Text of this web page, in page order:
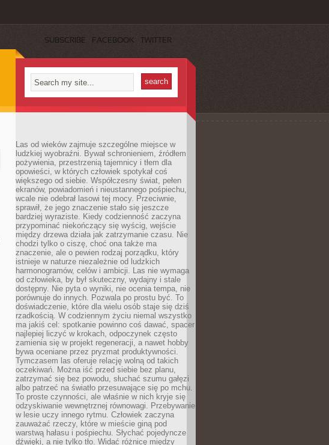
SUBSCRIBE FACEBOOK TWITTER
Las od wieków zajmuje szczególne miejsce w
ludzkiej wyobraźni. Bywał schronieniem, źródłem
pożywienia, przestrzenią tajemnicy i tłem dla
opowieści, w których człowiek spotykał coś
większego od siebie. Współczesny świat, pełen
ekranów, powiadomień i nieustannego pośpiechu,
wcale nie odebrał lasowi tej mocy. Przeciwnie,
sprawił, że jego znaczenie stało się jeszcze
bardziej wyraziste. Kiedy codzienność zaczyna
przypominać niekończący się wyścig, wejście
między drzewa działa jak zatrzymanie czasu. Nie
chodzi tylko o ciszę, choć ona także ma
znaczenie, ale o pewien rodzaj porządku, który
istnieje w naturze niezależnie od ludzkich
harmonogramów, celów i ambicji. Las nie wymaga
od człowieka, by był skuteczny, wydajny i stale
dostępny. Nie pyta o wyniki, nie ocenia tempa, nie
porównuje do innych. Pozwala po prostu być. To
doświadczenie, które dla wielu osób staje się dziś
rzadkością. W codziennym życiu niemal wszystko
ma jakiś cel: spotkanie powinno coś dawać, spacer
najlepiej liczyć w krokach, odpoczynek często
zamienia się w projekt regeneracji, a nawet hobby
bywa oceniane przez pryzmat produktywności.
Tymczasem las oferuje relację wolną od takich
oczekiwań. Można iść przed siebie bez planu,
zatrzymać się bez powodu, słuchać szumu gałęzi
albo patrzeć na światło przesuwające się po mchu.
To proste czynności, ale właśnie w nich kryje się
odzyskiwanie wewnętrznej równowagi. Przebywanie
w lesie uczy innego rytmu. Człowiek zaczyna
zauważać rzeczy, które w mieście giną pod
warstwą hałasu i pośpiechu. Słychać pojedyncze
dźwięki, a nie tylko tło. Widać różnicę między